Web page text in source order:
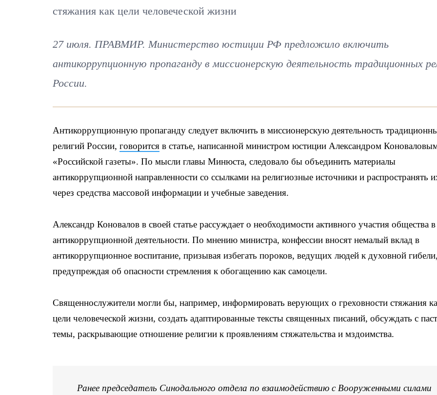
стяжания как цели человеческой жизни
27 июля. ПРАВМИР. Министерство юстиции РФ предложило включить
антикоррупционную пропаганду в миссионерскую деятельность традиционных
России.
Антикоррупционную пропаганду следует включить в миссионерскую деятельность
религий России, говорится в статье, написанной министром юстиции Александром
«Российской газеты». По мысли главы Минюста, следовало бы объединить материалы
антикоррупционной направленности со ссылками на религиозные источники и распространять
через средства массовой информации и учебные заведения.
Александр Коновалов в своей статье рассуждает о необходимости активного участия общества в
антикоррупционной деятельности. По мнению министра, конфессии вносят немалый вклад в
антикоррупционное воспитание, призывая избегать пороков, ведущих людей к духовной гибели,
предупреждая об опасности стремления к обогащению как самоцели.
Священнослужители могли бы, например, информировать верующих о греховности стяжания
цели человеческой жизни, создать адаптированные тексты священных писаний, обсуждать с
темы, раскрывающие отношение религии к проявлениям стяжательства и мздоимства.
Ранее председатель Синодального отдела по взаимодействию с Вооруженными силами